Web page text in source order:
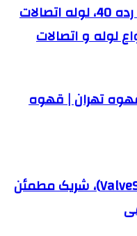
فروش انواع لوله اتصالات رده 40، لوله اتصالات
لوله و اتصالات
تهران | قهوه
زرپالایش عصر صنعت (ValveSend)، شریک مطمئن